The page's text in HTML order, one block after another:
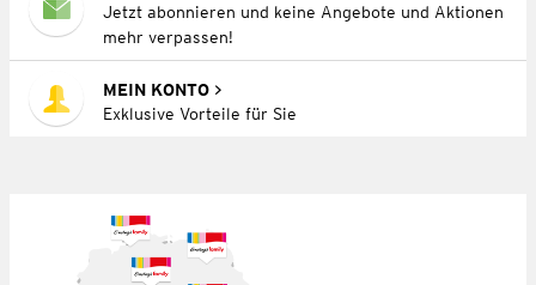
Jetzt abonnieren und keine Angebote und Aktionen
mehr verpassen!
MEIN KONTO
Exklusive Vorteile für Sie